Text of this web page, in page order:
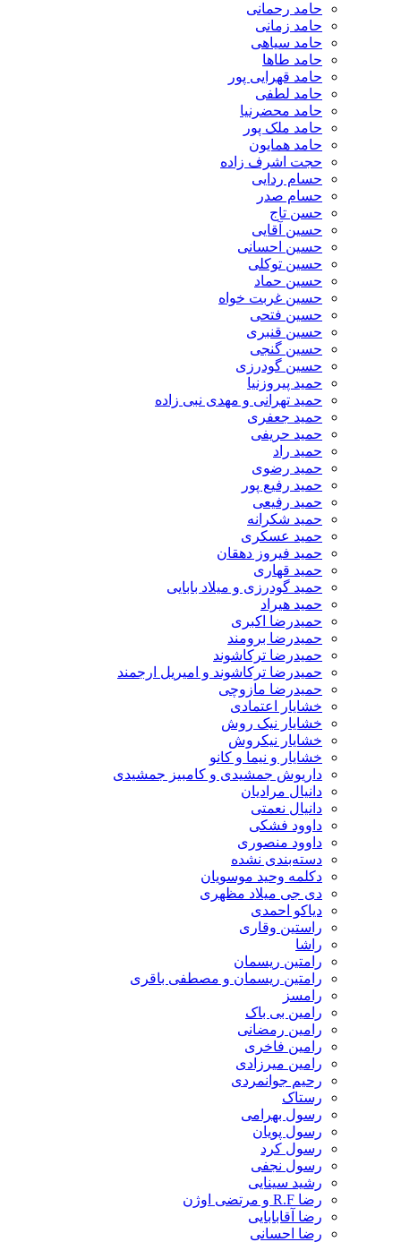
حامد رحمانی
حامد زمانی
حامد سیاهی
حامد طاها
حامد قهرایی پور
حامد لطفی
حامد محضرنیا
حامد ملک پور
حامد همایون
حجت اشرف زاده
حسام ردایی
حسام صدر
حسن تاج
حسین آقایی
حسین احسانی
حسین توکلی
حسین حماد
حسین غربت خواه
حسین فتحی
حسین قنبری
حسین گنجی
حسین گودرزی
حمید پیروزنیا
حمید تهرانی و مهدی نبی زاده
حمید جعفری
حمید حریفی
حمید راد
حمید رضوی
حمید رفیع پور
حمید رفیعی
حمید شکرانه
حمید عسکری
حمید فیروز دهقان
حمید قهاری
حمید گودرزی و میلاد بابایی
حمید هیراد
حمیدرضا اکبری
حمیدرضا برومند
حمیدرضا ترکاشوند
حمیدرضا ترکاشوند و امیریل ارجمند
حمیدرضا مازوچی
خشایار اعتمادی
خشایار نیک روش
خشایار نیکروش
خشایار و نیما و کانو
داریوش جمشیدی و کامبیز جمشیدی
دانیال مرادیان
دانیال نعمتی
داوود فشکی
داوود منصوری
دسته‌بندی نشده
دکلمه وحید موسویان
دی جی میلاد مظهری
دیاکو احمدی
راستین وقاری
راشا
رامتین ریسمان
رامتین ریسمان و مصطفی باقری
رامسز
رامین بی باک
رامین رمضانی
رامین فاخری
رامین میرزادی
رحیم جوانمردی
رستاک
رسول بهرامی
رسول پویان
رسول کرد
رسول نجفی
رشید سینایی
رضا R.F و مرتضی اوژن
رضا آقابابایی
رضا احسانی